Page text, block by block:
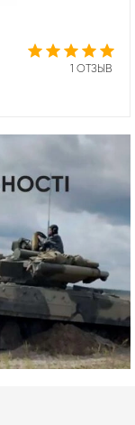
1 ОТЗЫВ